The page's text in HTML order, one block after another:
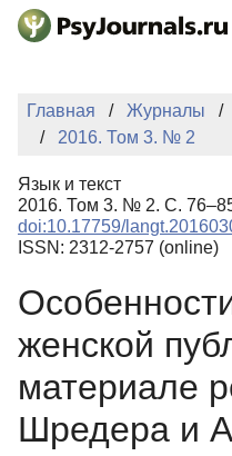
Перейти к основному
Регистрация
Главная Журналы
2016. Том 3. № 2
Язык и текст
2016. Том 3. № 2. С.
doi:10.17759/
ISSN: 2312-2757 (online)
женской
материале
Шредера и